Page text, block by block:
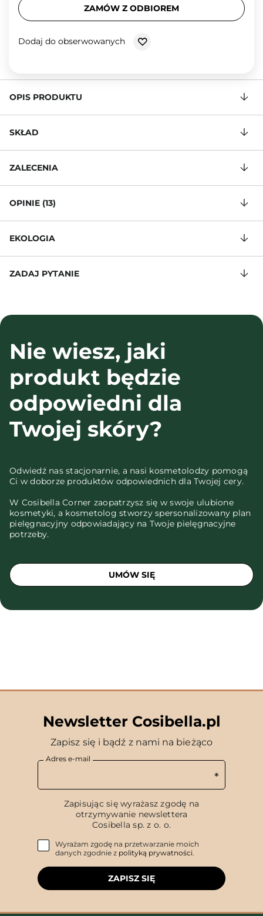
ZAMÓW Z ODBIOREM
Dodaj do obserwowanych
OPIS PRODUKTU
SKŁAD
ZALECENIA
OPINIE (13)
EKOLOGIA
ZADAJ PYTANIE
Nie wiesz, jaki
produkt będzie
odpowiedni dla
Twojej skóry?
Odwiedź nas stacjonarnie, a nasi kosmetolodzy pomogą
Ci w doborze produktów odpowiednich dla Twojej cery.
W Cosibella Corner zaopatrzysz się w swoje ulubione
kosmetyki, a kosmetolog stworzy spersonalizowany plan
pielęgnacyjny odpowiadający na Twoje pielęgnacyjne
potrzeby.
UMÓW SIĘ
Newsletter Cosibella.pl
Zapisz się i bądź z nami na bieżąco
Adres e-mail
Zapisując się wyrażasz zgodę na
otrzymywanie newslettera
Cosibella sp. z o. o.
Wyrażam zgodę na przetwarzanie moich
danych zgodnie z polityką prywatności.
ZAPISZ SIĘ